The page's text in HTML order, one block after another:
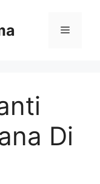
Menu
Di